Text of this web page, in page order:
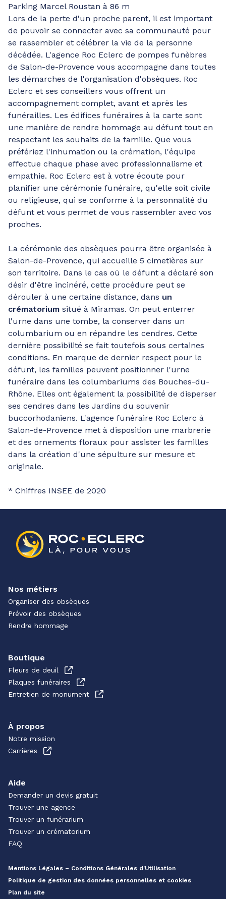
Parking Marcel Roustan à 86 m
Lors de la perte d'un proche parent, il est important
de pouvoir se connecter avec sa communauté pour
se rassembler et célébrer la vie de la personne
décédée. L'agence Roc Eclerc de pompes funèbres
de Salon-de-Provence vous accompagne dans toutes
les démarches de l'organisation d'obsèques. Roc
Eclerc et ses conseillers vous offrent un
accompagnement complet, avant et après les
funérailles. Les édifices funéraires à la carte sont
une manière de rendre hommage au défunt tout en
respectant les souhaits de la famille. Que vous
préfériez l'inhumation ou la crémation, l'équipe
effectue chaque phase avec professionnalisme et
empathie. Roc Eclerc est à votre écoute pour
planifier une cérémonie funéraire, qu'elle soit civile
ou religieuse, qui se conforme à la personnalité du
défunt et vous permet de vous rassembler avec vos
proches.
La cérémonie des obsèques pourra être organisée à
Salon-de-Provence, qui accueille 5 cimetières sur
son territoire. Dans le cas où le défunt a déclaré son
désir d'être incinéré, cette procédure peut se
dérouler à une certaine distance, dans un
crématorium situé à Miramas. On peut enterrer
l'urne dans une tombe, la conserver dans un
columbarium ou en répandre les cendres. Cette
dernière possibilité se fait toutefois sous certaines
conditions. En marque de dernier respect pour le
défunt, les familles peuvent positionner l'urne
funéraire dans les columbariums des Bouches-du-
Rhône. Elles ont également la possibilité de disperser
ses cendres dans les Jardins du souvenir
buccorhodaniens. L'agence funéraire Roc Eclerc à
Salon-de-Provence met à disposition une marbrerie
et des ornements floraux pour assister les familles
dans la création d'une sépulture sur mesure et
originale.
* Chiffres INSEE de 2020
Nos métiers
Organiser des obsèques
Prévoir des obsèques
Rendre hommage
Boutique
Fleurs de deuil
Plaques funéraires
Entretien de monument
À propos
Notre mission
Carrières
Aide
Demander un devis gratuit
Trouver une agence
Trouver un funérarium
Trouver un crématorium
FAQ
Mentions Légales – Conditions Générales d’Utilisation
Politique de gestion des données personnelles et cookies
Plan du site